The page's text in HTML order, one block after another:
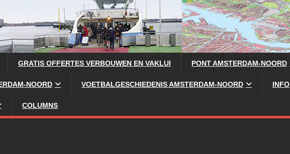
GRATIS OFFERTES VERBOUWEN EN VAKLUI PONT AMSTERDAM-NOORD
NOORD VOETBALGESCHIEDENIS AMSTERDAM-NOORD INFO
COLUMNS